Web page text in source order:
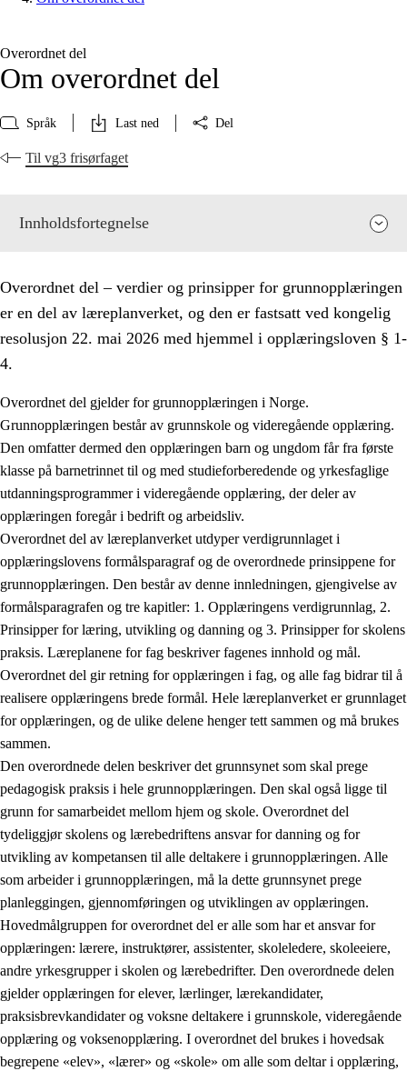
Overordnet del
Om overordnet del
Språk Last ned Del
Til vg3 frisørfaget
Innholdsfortegnelse
Overordnet del – verdier og prinsipper for grunnopplæringen
er en del av læreplanverket, og den er fastsatt ved kongelig
resolusjon 22. mai 2026 med hjemmel i opplæringsloven § 1-
4.
Overordnet del gjelder for grunnopplæringen i Norge.
Grunnopplæringen består av grunnskole og videregående opplæring.
Den omfatter dermed den opplæringen barn og ungdom får fra første
klasse på barnetrinnet til og med studieforberedende og yrkesfaglige
utdanningsprogrammer i videregående opplæring, der deler av
opplæringen foregår i bedrift og arbeidsliv.
Overordnet del av læreplanverket utdyper verdigrunnlaget i
opplæringslovens formålsparagraf og de overordnede prinsippene for
grunnopplæringen. Den består av denne innledningen, gjengivelse av
formålsparagrafen og tre kapitler: 1. Opplæringens verdigrunnlag, 2.
Prinsipper for læring, utvikling og danning og 3. Prinsipper for skolens
praksis. Læreplanene for fag beskriver fagenes innhold og mål.
Overordnet del gir retning for opplæringen i fag, og alle fag bidrar til å
realisere opplæringens brede formål. Hele læreplanverket er grunnlaget
for opplæringen, og de ulike delene henger tett sammen og må brukes
sammen.
Den overordnede delen beskriver det grunnsynet som skal prege
pedagogisk praksis i hele grunnopplæringen. Den skal også ligge til
grunn for samarbeidet mellom hjem og skole. Overordnet del
tydeliggjør skolens og lærebedriftens ansvar for danning og for
utvikling av kompetansen til alle deltakere i grunnopplæringen. Alle
som arbeider i grunnopplæringen, må la dette grunnsynet prege
planleggingen, gjennomføringen og utviklingen av opplæringen.
Hovedmålgruppen for overordnet del er alle som har et ansvar for
opplæringen: lærere, instruktører, assistenter, skoleledere, skoleeiere,
andre yrkesgrupper i skolen og lærebedrifter. Den overordnede delen
gjelder opplæringen for elever, lærlinger, lærekandidater,
praksisbrevkandidater og voksne deltakere i grunnskole, videregående
opplæring og voksenopplæring. I overordnet del brukes i hovedsak
begrepene «elev», «lærer» og «skole» om alle som deltar i opplæring,